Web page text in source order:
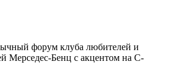
форум клуба любителей и
Мерседес-Бенц с акцентом на C-